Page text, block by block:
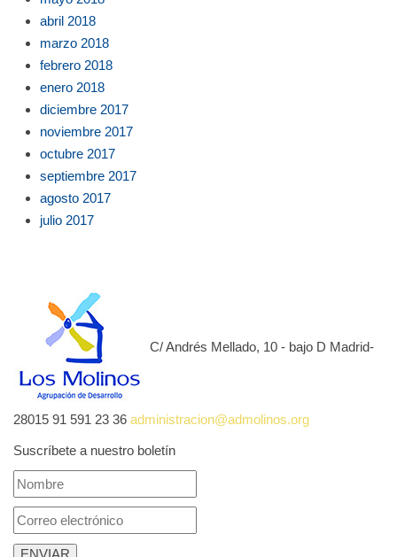
abril 2018
marzo 2018
febrero 2018
enero 2018
diciembre 2017
noviembre 2017
octubre 2017
septiembre 2017
agosto 2017
julio 2017
C/ Andrés Mellado, 10 - bajo D Madrid-
28015 91 591 23 36 administracion@admolinos.org
Suscríbete a nuestro boletín